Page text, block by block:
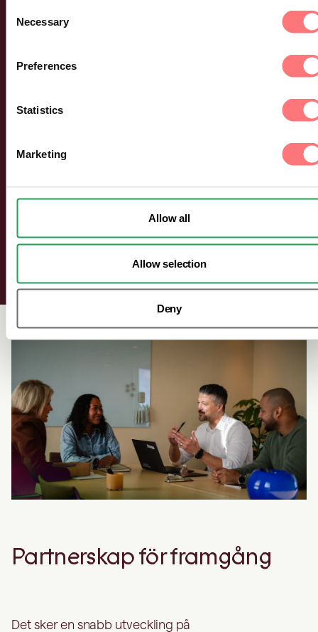
Selection
Necessary
Preferences
Statistics
Marketing
Allow all
Allow selection
Deny
Logga in
Partnerskap för framgång
Det sker en snabb utveckling på